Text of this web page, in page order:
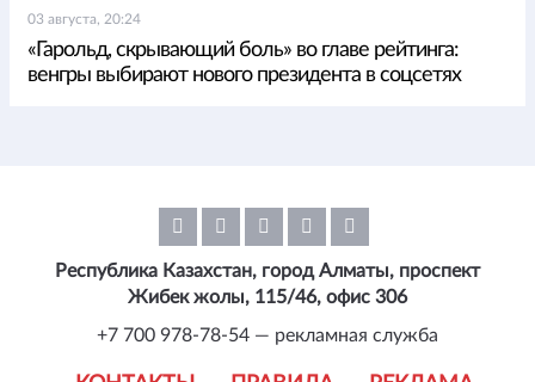
03 августа, 20:24
«Гарольд, скрывающий боль» во главе рейтинга:
венгры выбирают нового президента в соцсетях
Республика Казахстан, город Алматы, проспект
Жибек жолы, 115/46, офис 306
+7 700 978-78-54 — рекламная служба